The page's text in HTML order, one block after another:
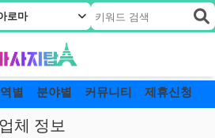
로마
별 분야별 커뮤니티 제휴신청
체 정보